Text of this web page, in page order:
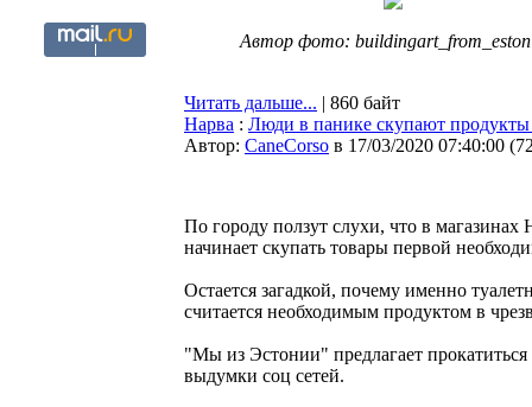
Автор фото:
Читать дальше... | 860 байт
Нарва : Люди в панике скупают
Автор: CaneCorso в 17/03/2020 07:40:00 (
По городу ползут слухи, что в
начинает скупать товары первой
Остается загадкой, почему именно
считается необходимым продуктом в
"Мы из Эстонии" предлагает
выдумки соц сетей.